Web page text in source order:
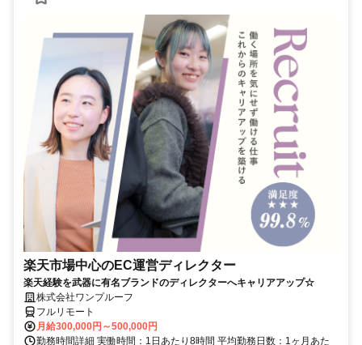
楽天市場中心のEC運営ディレクター
楽天経験を武器に有名ブランドのディレクターへキャリアアップ☆
株式会社ワンプルーフ
フルリモート
月給300,000円～500,000円
勤務時間詳細 実働時間：1日あたり8時間 平均勤務日数：1ヶ月あた